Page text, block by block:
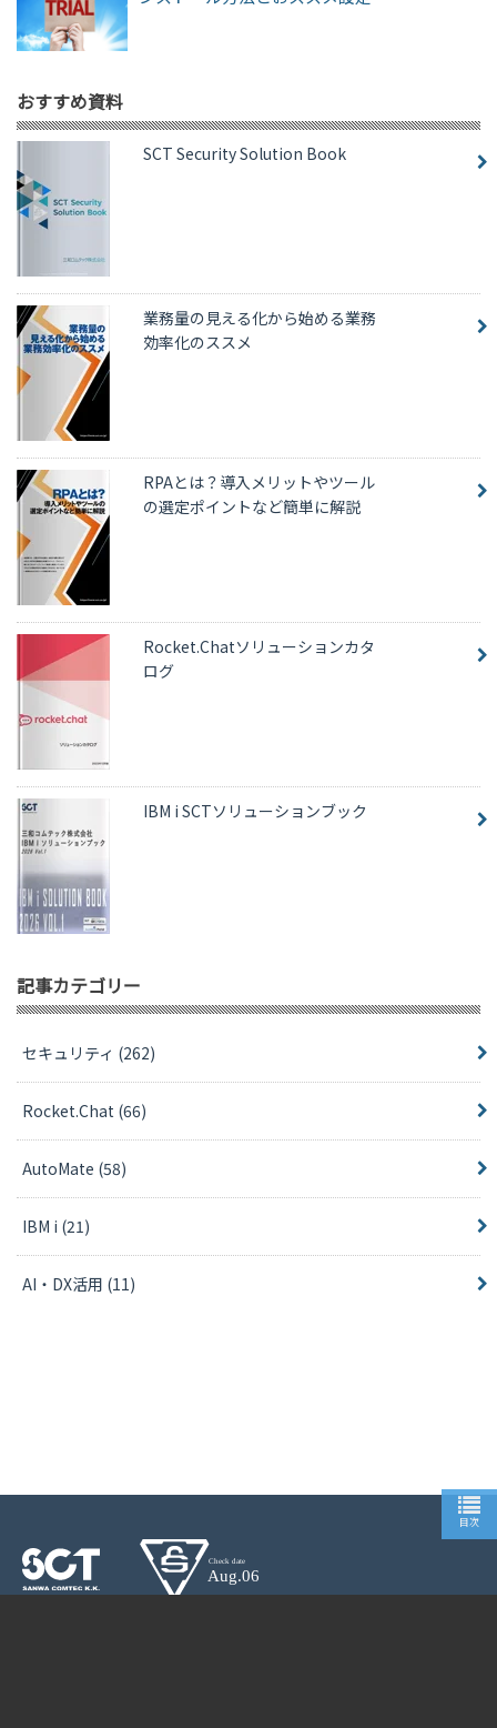
おすすめ資料
SCT Security Solution Book
業務量の見える化から始める業務
効率化のススメ
RPAとは？導入メリットやツール
の選定ポイントなど簡単に解説
Rocket.Chatソリューションカタ
ログ
IBM i SCTソリューションブック
記事カテゴリー
セキュリティ (262)
Rocket.Chat (66)
AutoMate (58)
IBM i (21)
AI・DX活用 (11)
目次